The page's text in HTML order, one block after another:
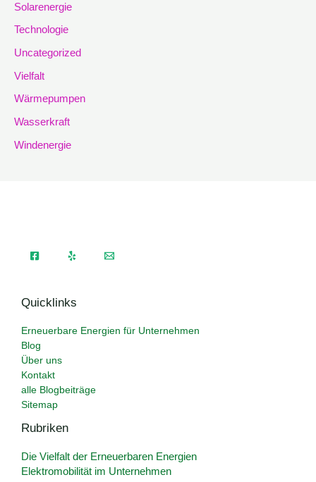
Solarenergie
Technologie
Uncategorized
Vielfalt
Wärmepumpen
Wasserkraft
Windenergie
Quicklinks
Erneuerbare Energien für Unternehmen
Blog
Über uns
Kontakt
alle Blogbeiträge
Sitemap
Rubriken
Die Vielfalt der Erneuerbaren Energien
Elektromobilität im Unternehmen